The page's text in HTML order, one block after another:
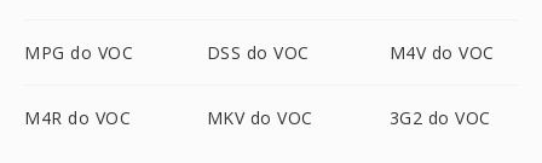
MPG do VOC DSS do VOC M4V do VOC
M4R do VOC MKV do VOC 3G2 do VOC